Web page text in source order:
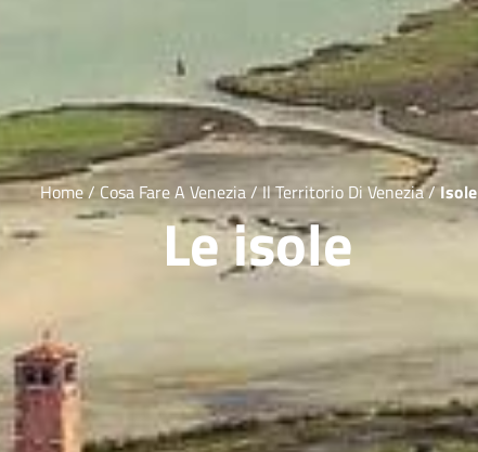
Home/ Cosa Fare A Venezia/ Il Territorio Di Venezia/ Isole
Le isole